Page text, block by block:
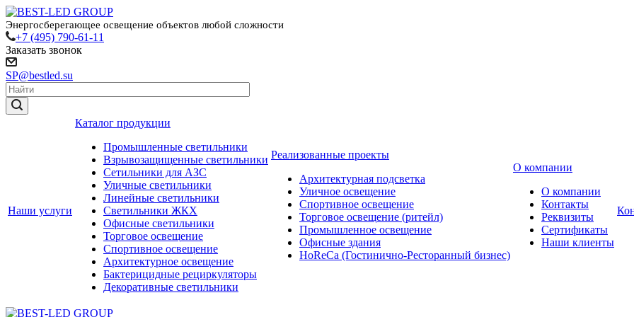
Энергосберегающее освещение объектов любой сложности
+7 (495) 790-61-11
Заказать звонок
SP@bestled.su
Наши услуги
Каталог продукции
Промышленные светильники
Взрывозащищенные светильники
Сетильники для АЗС
Уличные светильники
Линейные светильники
Светильники ЖКХ
Офисные светильники
Торговое освещение
Спортивное освещение
Архитектурное освещение
Бактерицидные рециркуляторы
Декоративные светильники
Реализованные проекты
Архитектурная подсветка
Уличное освещение
Спортивное освещение
Торговое освещение (ритейл)
Промышленное освещение
Офисные здания
HoReCa (Гостинично-Ресторанный бизнес)
О компании
О компании
Контакты
Реквизиты
Сертификаты
Наши клиенты